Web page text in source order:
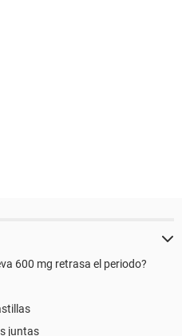
600 mg retrasa el periodo?
juntas